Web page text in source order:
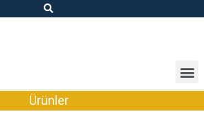
Ürünler